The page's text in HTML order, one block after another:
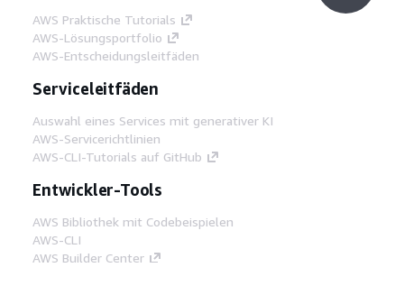
AWS Praktische Tutorials
AWS-Lösungsportfolio
AWS-Entscheidungsleitfäden
Serviceleitfäden
Auswahl eines Services mit generativer KI
AWS-Servicerichtlinien
AWS-CLI-Tutorials auf GitHub
Entwickler-Tools
AWS Bibliothek mit Codebeispielen
AWS-CLI
AWS Builder Center